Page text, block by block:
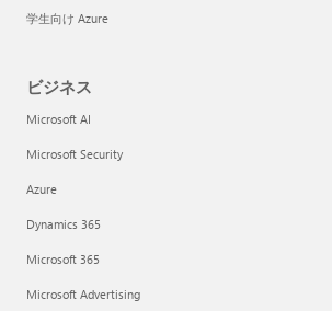
学生向け Azure
ビジネス
Microsoft AI
Microsoft Security
Azure
Dynamics 365
Microsoft 365
Microsoft Advertising